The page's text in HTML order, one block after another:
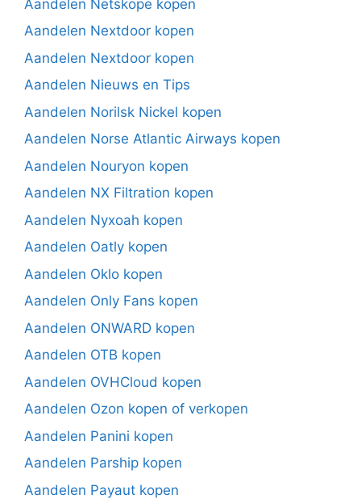
Aandelen Netskope kopen
Aandelen Nextdoor kopen
Aandelen Nextdoor kopen
Aandelen Nieuws en Tips
Aandelen Norilsk Nickel kopen
Aandelen Norse Atlantic Airways kopen
Aandelen Nouryon kopen
Aandelen NX Filtration kopen
Aandelen Nyxoah kopen
Aandelen Oatly kopen
Aandelen Oklo kopen
Aandelen Only Fans kopen
Aandelen ONWARD kopen
Aandelen OTB kopen
Aandelen OVHCloud kopen
Aandelen Ozon kopen of verkopen
Aandelen Panini kopen
Aandelen Parship kopen
Aandelen Payaut kopen